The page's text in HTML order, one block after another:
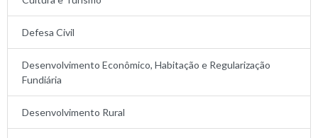
Defesa Civil
Desenvolvimento Econômico, Habitação e Regularização
Fundiária
Desenvolvimento Rural